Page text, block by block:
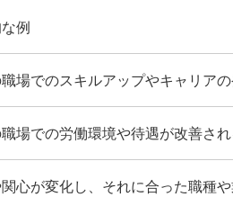
例
場でのスキルアップやキャリア
場での労働環境や待遇が改善さ
心が変化し、それに合った職種